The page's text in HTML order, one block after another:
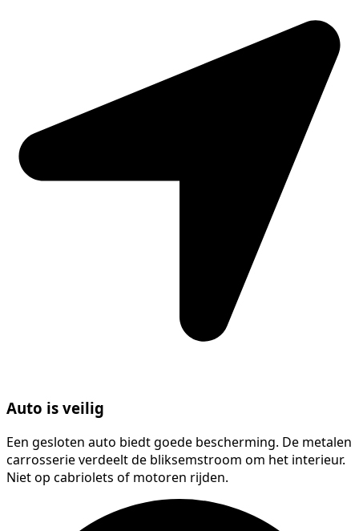
Auto is veilig
Een gesloten auto biedt goede bescherming. De metalen
carrosserie verdeelt de bliksemstroom om het interieur.
Niet op cabriolets of motoren rijden.